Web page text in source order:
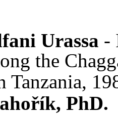
Urassa -
the
Tanzania,
PhD.